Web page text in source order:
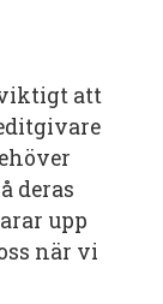
att
deras
upp
när vi